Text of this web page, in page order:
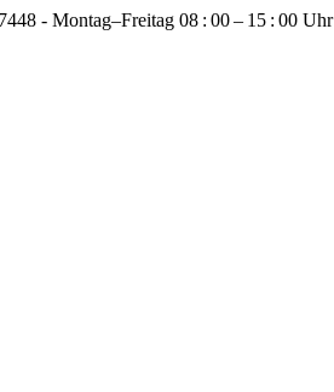
- Montag–Freitag 08 : 00 – 15 : 00 Uhr